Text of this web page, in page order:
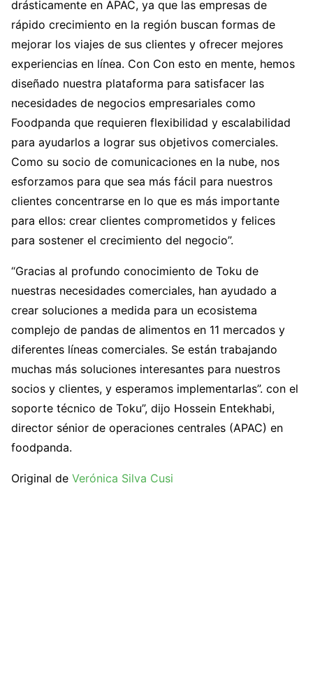
drásticamente en APAC, ya que las empresas de
rápido crecimiento en la región buscan formas de
mejorar los viajes de sus clientes y ofrecer mejores
experiencias en línea. Con Con esto en mente, hemos
diseñado nuestra plataforma para satisfacer las
necesidades de negocios empresariales como
Foodpanda que requieren flexibilidad y escalabilidad
para ayudarlos a lograr sus objetivos comerciales.
Como su socio de comunicaciones en la nube, nos
esforzamos para que sea más fácil para nuestros
clientes concentrarse en lo que es más importante
para ellos: crear clientes comprometidos y felices
para sostener el crecimiento del negocio”.
“Gracias al profundo conocimiento de Toku de
nuestras necesidades comerciales, han ayudado a
crear soluciones a medida para un ecosistema
complejo de pandas de alimentos en 11 mercados y
diferentes líneas comerciales. Se están trabajando
muchas más soluciones interesantes para nuestros
socios y clientes, y esperamos implementarlas”. con el
soporte técnico de Toku”, dijo Hossein Entekhabi,
director sénior de operaciones centrales (APAC) en
foodpanda.
Original de Verónica Silva Cusi